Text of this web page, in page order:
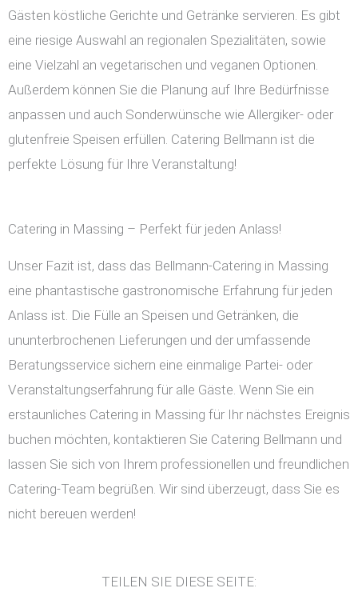
Gästen köstliche Gerichte und Getränke servieren. Es gibt
eine riesige Auswahl an regionalen Spezialitäten, sowie
eine Vielzahl an vegetarischen und veganen Optionen.
Außerdem können Sie die Planung auf Ihre Bedürfnisse
anpassen und auch Sonderwünsche wie Allergiker- oder
glutenfreie Speisen erfüllen. Catering Bellmann ist die
perfekte Lösung für Ihre Veranstaltung!
Catering in Massing – Perfekt für jeden Anlass!
Unser Fazit ist, dass das Bellmann-Catering in Massing
eine phantastische gastronomische Erfahrung für jeden
Anlass ist. Die Fülle an Speisen und Getränken, die
ununterbrochenen Lieferungen und der umfassende
Beratungsservice sichern eine einmalige Partei- oder
Veranstaltungserfahrung für alle Gäste. Wenn Sie ein
erstaunliches Catering in Massing für Ihr nächstes Ereignis
buchen möchten, kontaktieren Sie Catering Bellmann und
lassen Sie sich von Ihrem professionellen und freundlichen
Catering-Team begrüßen. Wir sind überzeugt, dass Sie es
nicht bereuen werden!
TEILEN SIE DIESE SEITE: